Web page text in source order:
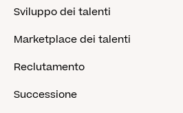
Sviluppo dei talenti
Marketplace dei talenti
Reclutamento
Successione